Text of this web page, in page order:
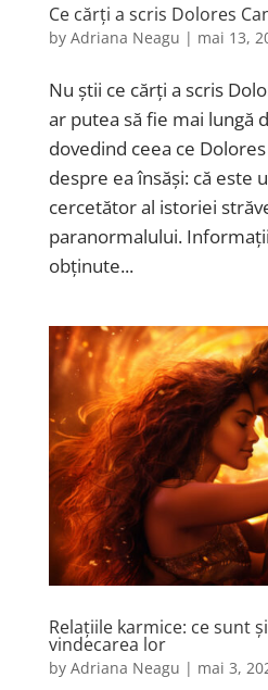
Ce cărți a scris Dolores
by Adriana Neagu | mai 13,
Nu știi ce cărți a scris
ar putea să fie mai lungă
dovedind ceea ce
despre ea însăși: că este
cercetător al istoriei
paranormalului.
obținute...
Relațiile karmice: ce sunt
vindecarea lor
by Adriana Neagu | mai 3,